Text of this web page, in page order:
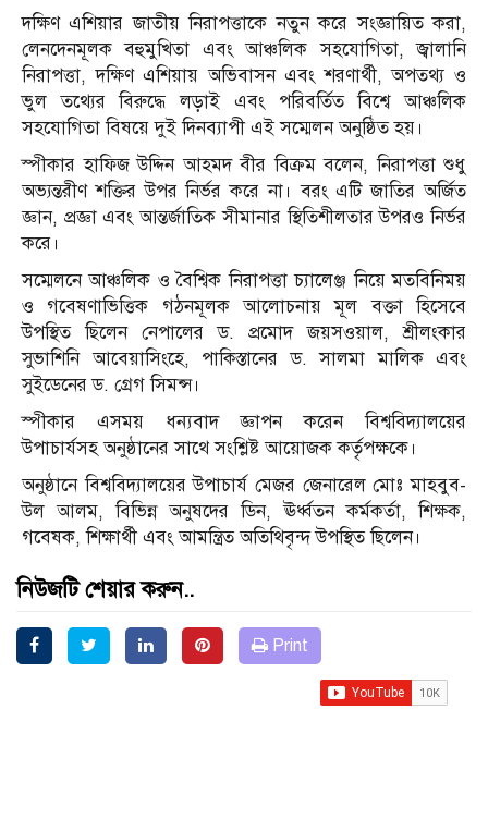
দক্ষিণ এশিয়ার জাতীয় নিরাপত্তাকে নতুন করে সংজ্ঞায়িত করা,
লেনদেনমূলক বহুমুখিতা এবং আঞ্চলিক সহযোগিতা, জ্বালানি
নিরাপত্তা, দক্ষিণ এশিয়ায় অভিবাসন এবং শরণার্থী, অপতথ্য ও
ভুল তথ্যের বিরুদ্ধে লড়াই এবং পরিবর্তিত বিশ্বে আঞ্চলিক
সহযোগিতা বিষয়ে দুই দিনব্যাপী এই সম্মেলন অনুষ্ঠিত হয়।
স্পীকার হাফিজ উদ্দিন আহমদ বীর বিক্রম বলেন, নিরাপত্তা শুধু
অভ্যন্তরীণ শক্তির উপর নির্ভর করে না। বরং এটি জাতির অর্জিত
জ্ঞান, প্রজ্ঞা এবং আন্তর্জাতিক সীমানার স্থিতিশীলতার উপরও নির্ভর
করে।
সম্মেলনে আঞ্চলিক ও বৈশ্বিক নিরাপত্তা চ্যালেঞ্জ নিয়ে মতবিনিময়
ও গবেষণাভিত্তিক গঠনমূলক আলোচনায় মূল বক্তা হিসেবে
উপস্থিত ছিলেন নেপালের ড. প্রমোদ জয়সওয়াল, শ্রীলংকার
সুভাশিনি আবেয়াসিংহে, পাকিস্তানের ড. সালমা মালিক এবং
সুইডেনের ড. গ্রেগ সিমন্স।
স্পীকার এসময় ধন্যবাদ জ্ঞাপন করেন বিশ্ববিদ্যালয়ের
উপাচার্যসহ অনুষ্ঠানের সাথে সংশ্লিষ্ট আয়োজক কর্তৃপক্ষকে।
অনুষ্ঠানে বিশ্ববিদ্যালয়ের উপাচার্য মেজর জেনারেল মোঃ মাহবুব-
উল আলম, বিভিন্ন অনুষদের ডিন, ঊর্ধ্বতন কর্মকর্তা, শিক্ষক,
গবেষক, শিক্ষার্থী এবং আমন্ত্রিত অতিথিবৃন্দ উপস্থিত ছিলেন।
নিউজটি শেয়ার করুন..
Print